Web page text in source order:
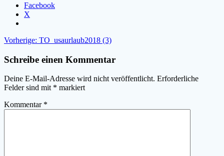
Facebook
X
Beitragsnavigation
Vorherige: Vorheriger
TO_usaurlaub2018 (3)
Schreibe einen Kommentar
Deine E-Mail-Adresse wird nicht veröffentlicht. Erforderliche
Felder sind mit * markiert
Kommentar *